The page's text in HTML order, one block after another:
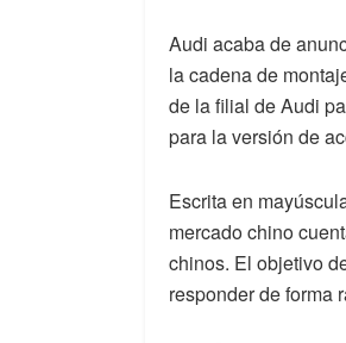
Audi acaba de
la cadena de
de la filial de Audi
para la versión de
Escrita en
mercado chino
chinos. El objetivo
responder de forma